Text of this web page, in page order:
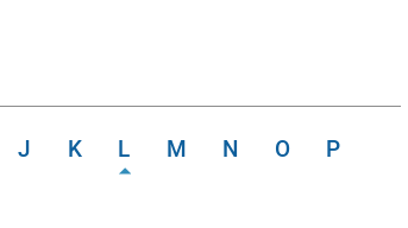
J K L M N O
P